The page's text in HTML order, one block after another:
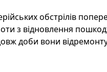
обстрілів
з відновлення
доби вони